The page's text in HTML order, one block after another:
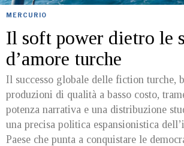
MERCURIO
Il soft power dietro le
d’amore turche
Il successo globale delle fiction turche,
produzioni di qualità a basso costo,
potenza narrativa e una distribuzione
una precisa politica espansionistica
Paese che punta a conquistare le